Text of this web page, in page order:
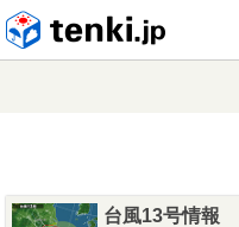
台風13号情報